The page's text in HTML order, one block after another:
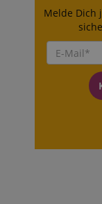
Melde Dich